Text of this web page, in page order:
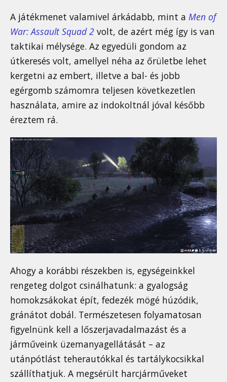
A játékmenet valamivel árkádabb, mint a Men of
War: Assault Squad 2 volt, de azért még így is van
taktikai mélysége. Az egyedüli gondom az
útkeresés volt, amellyel néha az őrületbe lehet
kergetni az embert, illetve a bal- és jobb
egérgomb számomra teljesen következetlen
használata, amire az indokoltnál jóval később
éreztem rá.
Ahogy a korábbi részekben is, egységeinkkel
rengeteg dolgot csinálhatunk: a gyalogság
homokzsákokat épít, fedezék mögé húzódik,
gránátot dobál. Természetesen folyamatosan
figyelnünk kell a lőszerjavadalmazást és a
járműveink üzemanyagellátását – az
utánpótlást teherautókkal és tartálykocsikkal
szállíthatjuk. A megsérült harcjárműveket